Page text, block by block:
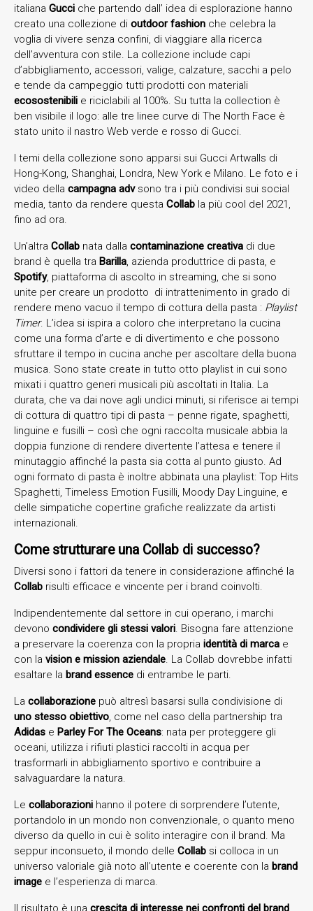
italiana Gucci che partendo dall’ idea di esplorazione hanno
creato una collezione di outdoor fashion che celebra la
voglia di vivere senza confini, di viaggiare alla ricerca
dell’avventura con stile. La collezione include capi
d’abbigliamento, accessori, valige, calzature, sacchi a pelo
e tende da campeggio tutti prodotti con materiali
ecosostenibili e riciclabili al 100%. Su tutta la collection è
ben visibile il logo: alle tre linee curve di The North Face è
stato unito il nastro Web verde e rosso di Gucci.
I temi della collezione sono apparsi sui Gucci Artwalls di
Hong-Kong, Shanghai, Londra, New York e Milano. Le foto e i
video della campagna advsono tra i più condivisi sui social
media, tanto da rendere questa Collab la più cool del 2021,
fino ad ora.
Un’altra Collab nata dalla contaminazione creativa di due
brand è quella tra Barilla, azienda produttrice di pasta, e
Spotify, piattaforma di ascolto in streaming, che si sono
unite per creare un prodotto di intrattenimento in grado di
rendere meno vacuo il tempo di cottura della pasta : Playlist
Timer. L’idea si ispira a coloro che interpretano la cucina
come una forma d’arte e di divertimento e che possono
sfruttare il tempo in cucina anche per ascoltare della buona
musica. Sono state create in tutto otto playlist in cui sono
mixati i quattro generi musicali più ascoltati in Italia. La
durata, che va dai nove agli undici minuti, si riferisce ai tempi
di cottura di quattro tipi di pasta – penne rigate, spaghetti,
linguine e fusilli – così che ogni raccolta musicale abbia la
doppia funzione di rendere divertente l’attesa e tenere il
minutaggio affinché la pasta sia cotta al punto giusto. Ad
ogni formato di pasta è inoltre abbinata una playlist: Top Hits
Spaghetti, Timeless Emotion Fusilli, Moody Day Linguine, e
delle simpatiche copertine grafiche realizzate da artisti
internazionali.
Come strutturare una Collab di successo?
Diversi sono i fattori da tenere in considerazione affinché la
Collab risulti efficace e vincente per i brand coinvolti.
Indipendentemente dal settore in cui operano, i marchi
devono condividere gli stessi valori. Bisogna fare attenzione
a preservare la coerenza con la propria identità di marca e
con la vision e mission aziendale. La Collab dovrebbe infatti
esaltare la brand essence di entrambe le parti.
La collaborazione può altresì basarsi sulla condivisione di
uno stesso obiettivo, come nel caso della partnership tra
Adidas e Parley For The Oceans: nata per proteggere gli
oceani, utilizza i rifiuti plastici raccolti in acqua per
trasformarli in abbigliamento sportivo e contribuire a
salvaguardare la natura.
Le collaborazioni hanno il potere di sorprendere l’utente,
portandolo in un mondo non convenzionale, o quanto meno
diverso da quello in cui è solito interagire con il brand. Ma
seppur inconsueto, il mondo delle Collab si colloca in un
universo valoriale già noto all’utente e coerente con la brand
image e l’esperienza di marca.
Il risultato è una crescita di interesse nei confronti del brand